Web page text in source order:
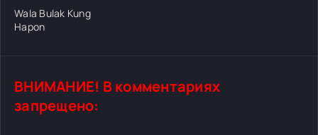
Wala Bulak Kung
Hapon
ВНИМАНИЕ! В комментариях
запрещено: